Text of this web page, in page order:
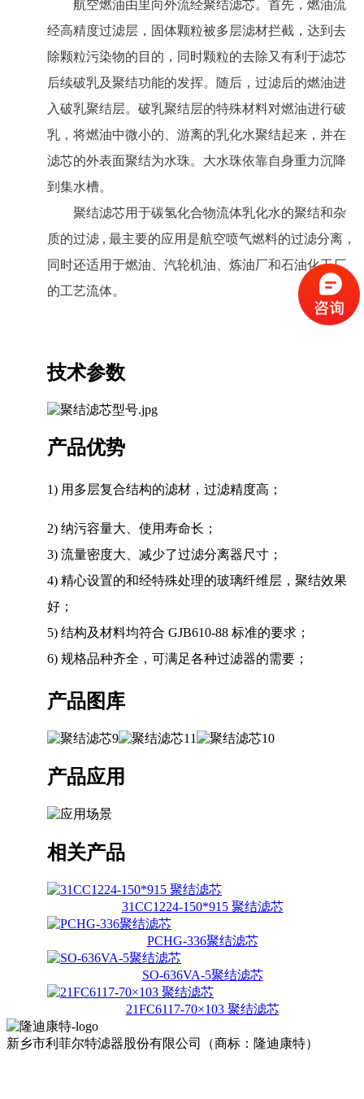
航空燃油由里向外流经聚结滤芯。首先，燃油流
经高精度过滤层，固体颗粒被多层滤材拦截，达到去
除颗粒污染物的目的，同时颗粒的去除又有利于滤芯
后续破乳及聚结功能的发挥。随后，过滤后的燃油进
入破乳聚结层。破乳聚结层的特殊材料对燃油进行破
乳，将燃油中微小的、游离的乳化水聚结起来，并在
滤芯的外表面聚结为水珠。大水珠依靠自身重力沉降
到集水槽。
聚结滤芯用于碳氢化合物流体乳化水的聚结和杂
质的过滤 , 最主要的应用是航空喷气燃料的过滤分离，
同时还适用于燃油、汽轮机油、炼油厂和石油化工厂
的工艺流体。
技术参数
产品优势
1) 用多层复合结构的滤材，过滤精度高；
2) 纳污容量大、使用寿命长；
3) 流量密度大、减少了过滤分离器尺寸；
4) 精心设置的和经特殊处理的玻璃纤维层，聚结效果
好；
5) 结构及材料均符合 GJB610-88 标准的要求；
6) 规格品种齐全，可满足各种过滤器的需要；
产品图库
产品应用
相关产品
31CC1224-150*915 聚结滤芯
PCHG-336聚结滤芯
SO-636VA-5聚结滤芯
21FC6117-70×103 聚结滤芯
新乡市利菲尔特滤器股份有限公司（商标：隆迪康特）